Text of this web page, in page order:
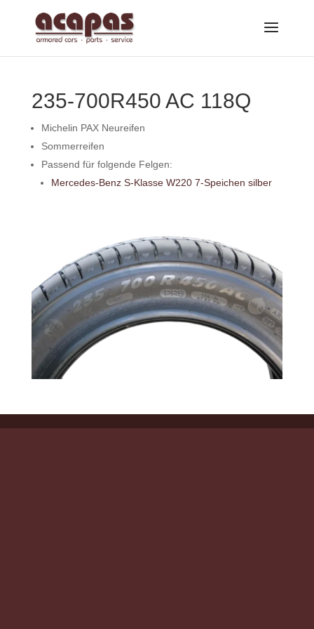
235-700R450 AC 118Q
Michelin PAX Neureifen
Sommerreifen
Passend für folgende Felgen:
Mercedes-Benz S-Klasse W220 7-Speichen silber